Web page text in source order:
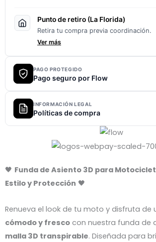
Punto de retiro (La Florida)
Retira tu compra previa coordinación.
Ver más
PAGO PROTEGIDO
Pago seguro por Flow
INFORMACIÓN LEGAL
Políticas de compra
🖤 Funda de Asiento 3D para
Estilo y Protección 🖤
Renueva el look de tu moto y disfruta de
cómodo y fresco con nuestra funda de
malla 3D transpirable. Diseñada para